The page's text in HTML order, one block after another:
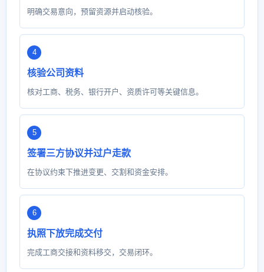
明确交易意向，预留资源并启动核验。
核验公司资料
核对工商、税务、银行开户、资质许可等关键信息。
签署三方协议并过户走款
在协议约束下推进变更、交割和资金安排。
执照下放完成交付
完成工商交接和资料移交，交易闭环。